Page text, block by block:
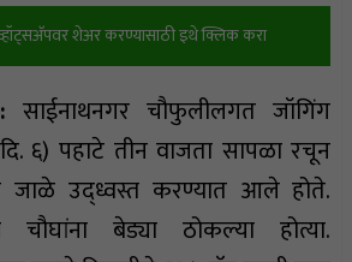
शेअर करण्यासाठी इथे क्लिक करा
साईनाथनगर चौफुलीलगत जॉगिंग
६) पहाटे तीन वाजता सापळा रचून
जाळे उद्ध्वस्त करण्यात आले होते.
बेड्या ठोकल्या होत्या.